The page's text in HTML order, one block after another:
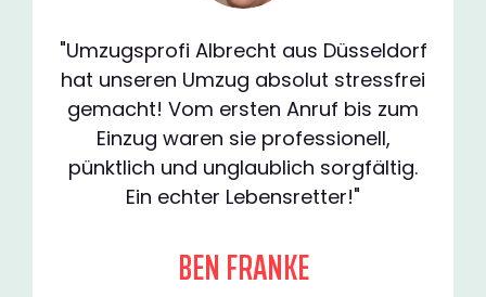
"Umzugsprofi Albrecht aus Düsseldorf
hat unseren Umzug absolut stressfrei
gemacht! Vom ersten Anruf bis zum
Einzug waren sie professionell,
pünktlich und unglaublich sorgfältig.
Ein echter Lebensretter!"
BEN FRANKE